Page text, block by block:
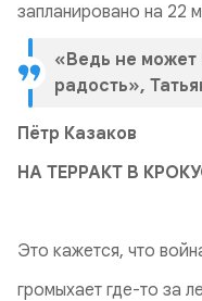
запланировано на 22
«Ведь не может
радость»,
Пётр Казаков
НА ТЕРРАКТ В
Это кажется, что
громыхает где-то за